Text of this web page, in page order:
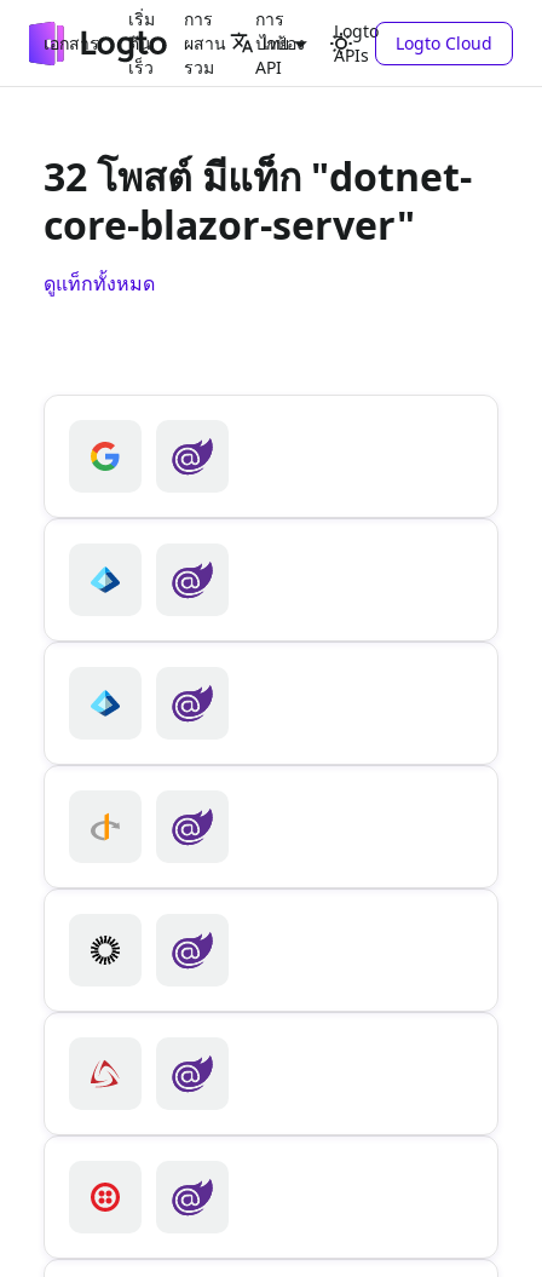
เอกสาร
เริ่ม
ต้น
เร็ว
การ
ผสาน
รวม
การ
ปกป้อง
API
Logto
APIs
ไทย Logto Cloud
32 โพสต์ มีแท็ก "dotnet-
core-blazor-server"
ดูแท็กทั้งหมด